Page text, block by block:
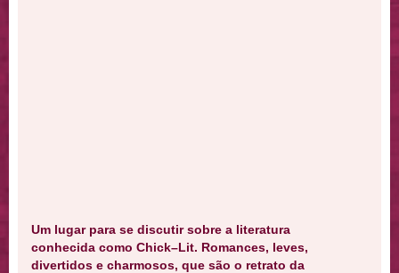
Um lugar para se discutir sobre a literatura
conhecida como Chick–Lit. Romances, leves,
divertidos e charmosos, que são o retrato da